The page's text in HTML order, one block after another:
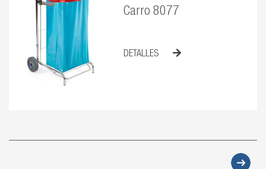
Carro 8077
DETALLES